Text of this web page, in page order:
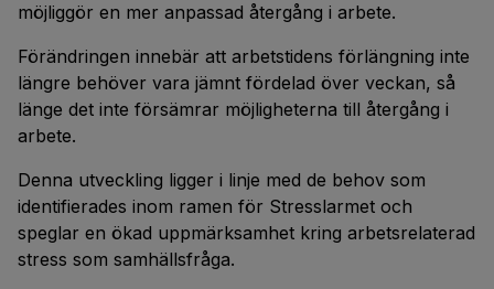
möjliggör en mer anpassad återgång i arbete.
Förändringen innebär att arbetstidens förlängning inte
längre behöver vara jämnt fördelad över veckan, så
länge det inte försämrar möjligheterna till återgång i
arbete.
Denna utveckling ligger i linje med de behov som
identifierades inom ramen för Stresslarmet och
speglar en ökad uppmärksamhet kring arbetsrelaterad
stress som samhällsfråga.